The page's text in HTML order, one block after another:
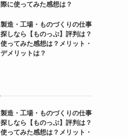
際に使ってみた感想は？
製造・工場・ものづくりの仕事
探しなら【ものっぷ】評判は？
使ってみた感想は？メリット・
デメリットは？
製造・工場・ものづくりの仕事
探しなら【ものっぷ】評判は？
使ってみた感想は？メリット・